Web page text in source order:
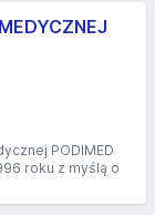
PODIMED
roku z myślą o